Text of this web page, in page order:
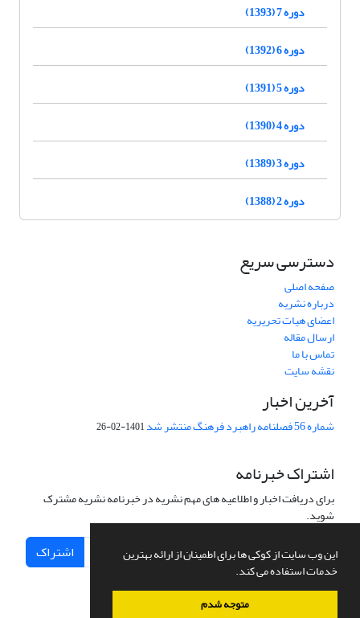
این وب سایت از کوکی ها برای اطمینان از ارائه بهترین
خدمات استفاده می کند.
متوجه شدم
دوره 7 (1393)
دوره 6 (1392)
دوره 5 (1391)
دوره 4 (1390)
دوره 3 (1389)
دوره 2 (1388)
دسترسی سریع
صفحه اصلی
درباره نشریه
اعضای هیات تحریریه
ارسال مقاله
تماس با ما
نقشه سایت
آخرین اخبار
شماره 56 فصلنامه راهبرد فرهنگ منتشر شد 1401-02-26
اشتراک خبرنامه
برای دریافت اخبار و اطلاعیه های مهم نشریه در خبرنامه نشریه مشترک
شوید.
اشتراک